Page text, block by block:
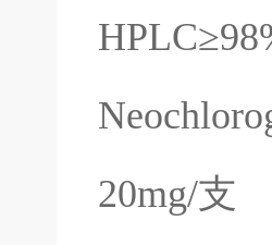
HPLC≥
20mg/支